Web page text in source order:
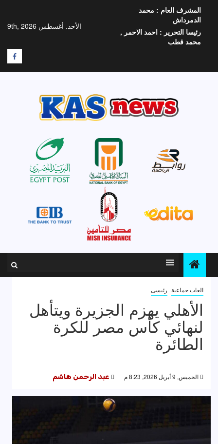
المحتوى
الأحد. أغسطس 9th, 2026
المشرف العام : محمد
الدمرداش
رئيسا التحرير : احمد الاحمر ,
محمد قطب
F
العاب جماعية رئيسى
الأهلي يهزم الجزيرة ويتأهل
لنهائي كأس مصر للكرة
الطائرة
الخميس, 9 أبريل 2026, 8:23 م عبد الرحمن هاشم